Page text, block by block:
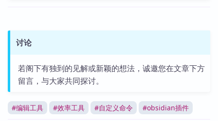
讨论
若阁下有独到的见解或新颖的想法，诚邀您在文章下方
留言，与大家共同探讨。
#编辑工具 #效率工具 #自定义命令 #obsidian插件